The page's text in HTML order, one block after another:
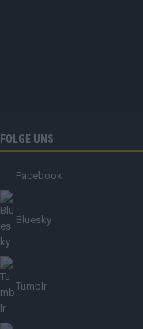
FOLGE UNS
Facebook
Bluesky
Tumblr